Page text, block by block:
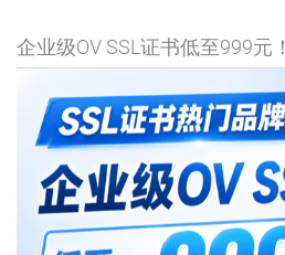
企业级OV SSL证书低至999元！